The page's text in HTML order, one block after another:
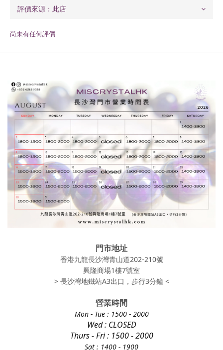
尚未有任何評價
門市地址
香港九龍長沙灣青山道202-210號
興隆商場1樓7號室
> 長沙灣地鐵站A3出口，步行3分鐘 <
營業時間
Mon - Tue: 1500 - 2000
Wed : CLOSED
Thurs - Fri: 1500 - 2000
Sat : 1400 - 1900